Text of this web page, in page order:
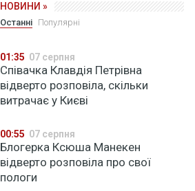
НОВИНИ »
Останні Популярні
01:35 07 серпня
Співачка Клавдія Петрівна
відверто розповіла, скільки
витрачає у Києві
00:55 07 серпня
Блогерка Ксюша Манекен
відверто розповіла про свої
пологи